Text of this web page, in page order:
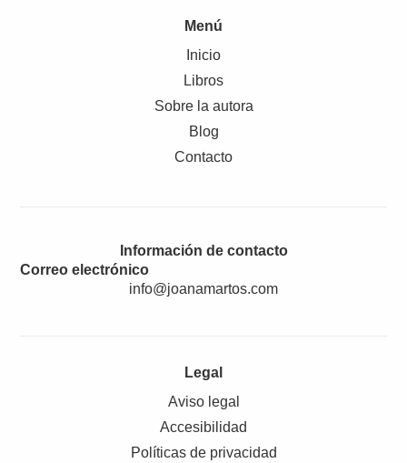
Menú
Inicio
Libros
Sobre la autora
Blog
Contacto
Información de contacto
Correo electrónico
info@joanamartos.com
Legal
Aviso legal
Accesibilidad
Políticas de privacidad